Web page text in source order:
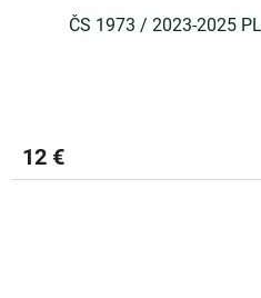
ČS 1973 / 2023-2025
12 €